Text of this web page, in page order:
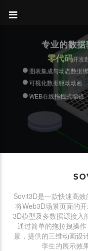
零代
在线搭积木式编辑3D场景
单模型敏捷轻量化发布与集
交互事件在线定义专业的数
零代码开发
图表集成与动态数据
可视化数据驱动动画
WEB在线拖拽式编辑
图表组件单独发布
WEB在线拖拽编辑
Sovit3D是一款快速高
将Web3D场景页面的
3D模型及多数据源接入
通过简单的拖拉拽操
景，提供的三维动画设
孪生的展示效